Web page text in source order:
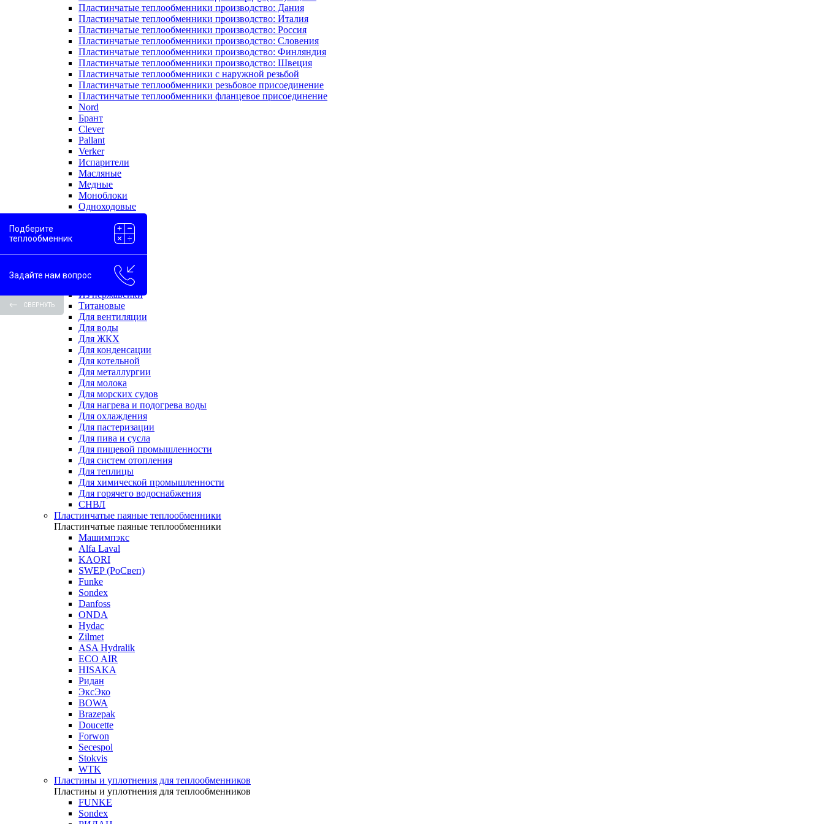
Пластинчатые теплообменники производство: Дания
Пластинчатые теплообменники производство: Италия
Пластинчатые теплообменники производство: Россия
Пластинчатые теплообменники производство: Словения
Пластинчатые теплообменники производство: Финляндия
Пластинчатые теплообменники производство: Швеция
Пластинчатые теплообменники с наружной резьбой
Пластинчатые теплообменники резьбовое присоединение
Пластинчатые теплообменники фланцевое присоединение
Nord
Брант
Clever
Pallant
Verker
Испарители
Масляные
Медные
Моноблоки
Одноходовые
Проточные
Скоростные
Вода-гликоль
Водоводяные
Из нержавейки
Титановые
Для вентиляции
Для воды
Для ЖКХ
Для конденсации
Для котельной
Для металлургии
Для молока
Для морских судов
Для нагрева и подогрева воды
Для охлаждения
Для пастеризации
Для пива и сусла
Для пищевой промышленности
Для систем отопления
Для теплицы
Для химической промышленности
Для горячего водоснабжения
СНВЛ
Пластинчатые паяные теплообменники
Пластинчатые паяные теплообменники
Машимпэкс
Alfa Laval
KAORI
SWEP (РоСвеп)
Funke
Sondex
Danfoss
ONDA
Hydac
Zilmet
ASA Hydralik
ECO AIR
HISAKA
Ридан
ЭксЭко
BOWA
Brazepak
Doucette
Forwon
Secespol
Stokvis
WTK
Пластины и уплотнения для теплообменников
Пластины и уплотнения для теплообменников
FUNKE
Sondex
Подберите
теплообменник
Задайте нам вопрос
СВЕРНУТЬ